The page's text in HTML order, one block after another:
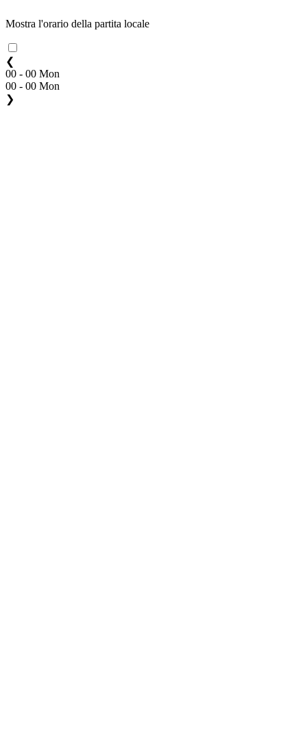
Mostra l'orario della partita locale
❮
00 - 00 Mon
00 - 00 Mon
❯